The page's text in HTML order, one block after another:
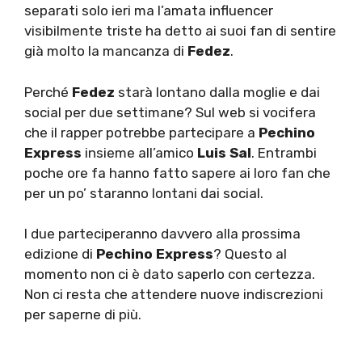
separati solo ieri ma l’amata influencer
visibilmente triste ha detto ai suoi fan di sentire
già molto la mancanza di Fedez.
Perché Fedez starà lontano dalla moglie e dai
social per due settimane? Sul web si vocifera
che il rapper potrebbe partecipare a Pechino
Express insieme all’amico Luis Sal. Entrambi
poche ore fa hanno fatto sapere ai loro fan che
per un po’ staranno lontani dai social.
I due parteciperanno davvero alla prossima
edizione di Pechino Express? Questo al
momento non ci è dato saperlo con certezza.
Non ci resta che attendere nuove indiscrezioni
per saperne di più.